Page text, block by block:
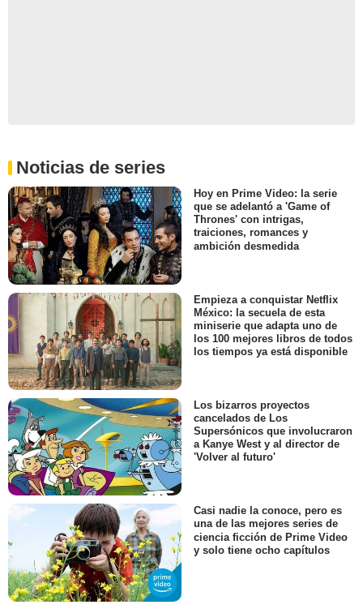
Noticias de series
Hoy en Prime Video: la serie
que se adelantó a 'Game of
Thrones' con intrigas,
traiciones, romances y
ambición desmedida
Empieza a conquistar Netflix
México: la secuela de esta
miniserie que adapta uno de
los 100 mejores libros de todos
los tiempos ya está disponible
Los bizarros proyectos
cancelados de Los
Supersónicos que involucraron
a Kanye West y al director de
'Volver al futuro'
Casi nadie la conoce, pero es
una de las mejores series de
ciencia ficción de Prime Video
y solo tiene ocho capítulos